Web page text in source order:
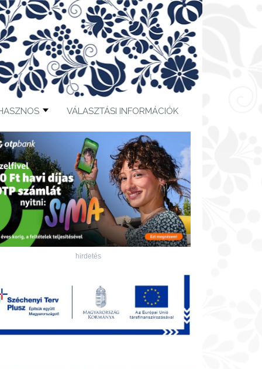
VÁLASZTÁSI INFORMÁCIÓK
hirdetés